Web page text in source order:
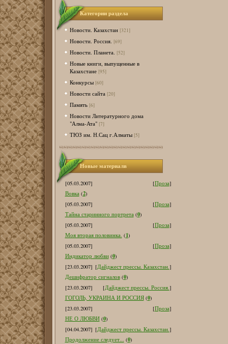
Категории раздела
Новости. Казахстан [321]
Новости. Россия. [69]
Новости. Планета. [52]
Новые книги, выпущенные в
Казахстане [95]
Конкурсы [60]
Новости сайта [20]
Память [6]
Новости Литературного дома
"Алма-Ата" [7]
ТЮЗ им. Н.Сац г.Алматы [5]
Новые материалв
[05.03.2007] [Проза]
Вовка (2)
[05.03.2007]
[Проза]
Тайна старинного портрета (0)
[05.03.2007]
[Проза]
Моя вторая половинка. (1)
[05.03.2007]
[Проза]
Индикатор любви (0)
[23.03.2007] [Дайджест прессы. Казахстан.]
Дешифратор сигналов (0)
[23.03.2007]
[Дайджест прессы. Россия.]
ГОГОЛЬ, УКРАИНА И РОССИЯ (0)
[23.03.2007]
[Проза]
НЕ О ЛЮБВИ (0)
[04.04.2007] [Дайджест прессы. Казахстан.]
Продолжение следует... (0)